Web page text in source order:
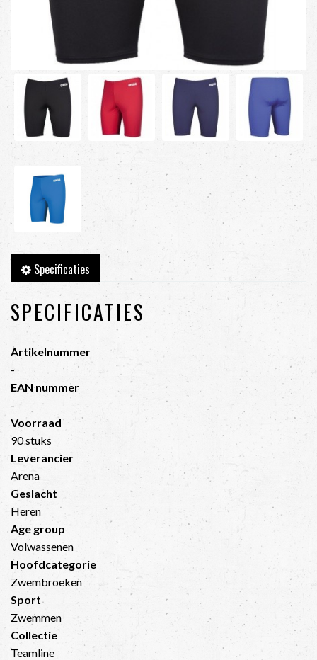
Specificaties
SPECIFICATIES
Artikelnummer
-
EAN nummer
-
Voorraad
90 stuks
Leverancier
Arena
Geslacht
Heren
Age group
Volwassenen
Hoofdcategorie
Zwembroeken
Sport
Zwemmen
Collectie
Teamline